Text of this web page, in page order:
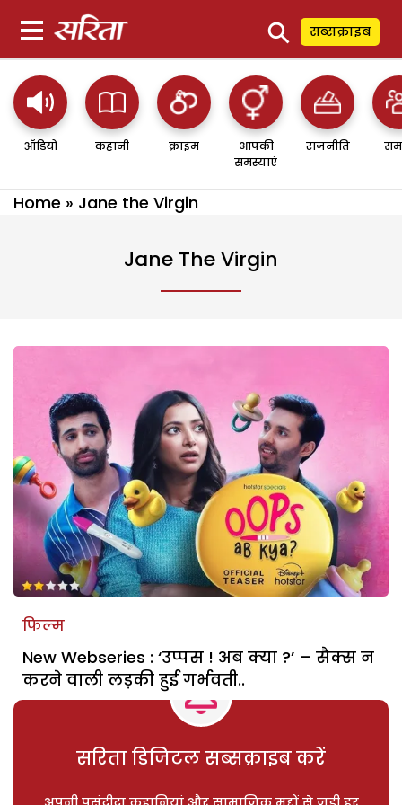
⚲ सब्सक्राइब
ऑडियो कहानी क्राइम
आपकी
समस्याएं
राजनीति
Home » Jane the Virgin
Jane The Virgin
फिल्म
New Webseries : ‘उप्पस ! अब क्या ?’ – सैक्स न
करने वाली लड़की हुई गर्भवती..
सरिता डिजिटल सब्सक्राइब करें